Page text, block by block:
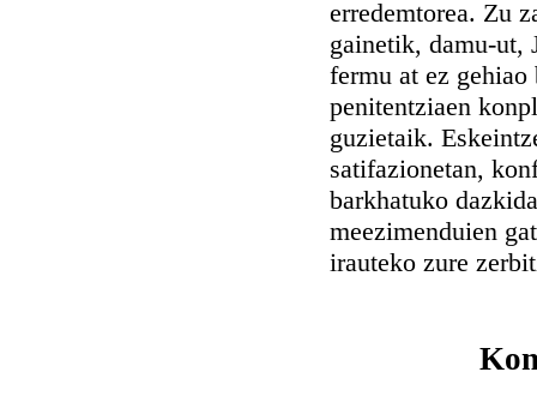
erredemtorea. Zu
gainetik, damu-ut,
fermu at ez gehiao
penitentziaen
guzietaik.
satifazionetan,
barkhatuko
meezimenduien
irauteko zure